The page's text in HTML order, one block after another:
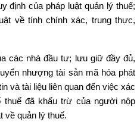
định của pháp luật quản lý thuế;
về tính chính xác, trung thực,
các nhà đầu tư; lưu giữ đầy đủ,
nhượng tài sản mã hóa phát
và tài liệu liên quan đến việc xác
thuế đã khấu trừ của người nộp
về quản lý thuế.